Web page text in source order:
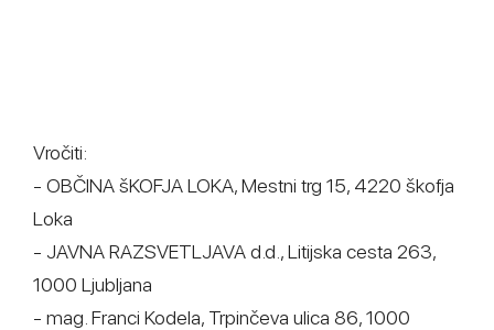
Vročiti:
- OBČINA šKOFJA LOKA, Mestni trg 15, 4220 škofja
Loka
- JAVNA RAZSVETLJAVA d.d., Litijska cesta 263,
1000 Ljubljana
- mag. Franci Kodela, Trpinčeva ulica 86, 1000